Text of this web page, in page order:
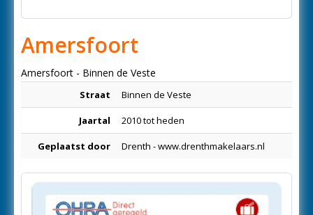
Amersfoort
Amersfoort - Binnen de Veste
Straat Binnen de Veste
Jaartal 2010 tot heden
Geplaatst door Drenth - www.drenthmakelaars.nl